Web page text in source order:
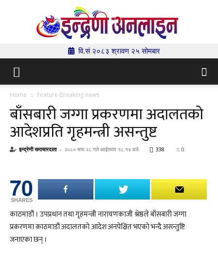
वि.सं २०८३ श्रावण २५ सोमबार
Home Feature Breaking news
बाँसबारी जग्गा प्रकरणमा अदालतको
आदेशप्रति गृहमन्त्री असन्तुष्ट
इन्द्रेणी समाचारदाता - २०८० माघ २८ गते आईतवार १८:१४ बजे 338 0
70
SHARES
काठमाडौं । उपप्रधान तथा गृहमन्त्री नारायणकाजी श्रेष्ठले बाँसबारी जग्गा
प्रकरणमा काठमाडौं अदालतको आदेश अनपेक्षित भएको भन्दै असन्तुष्टि
जनाएका छन् ।